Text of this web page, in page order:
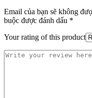
Email của bạn sẽ không
buộc được đánh dấu *
Your rating of this product